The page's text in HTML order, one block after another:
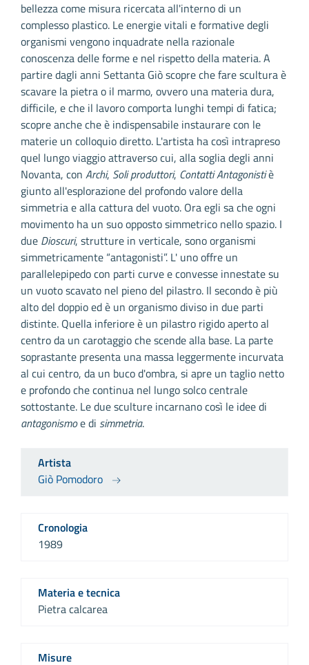
bellezza come misura ricercata all'interno di un
complesso plastico. Le energie vitali e formative degli
organismi vengono inquadrate nella razionale
conoscenza delle forme e nel rispetto della materia. A
partire dagli anni Settanta Giò scopre che fare scultura è
scavare la pietra o il marmo, ovvero una materia dura,
difficile, e che il lavoro comporta lunghi tempi di fatica;
scopre anche che è indispensabile instaurare con le
materie un colloquio diretto. L'artista ha così intrapreso
quel lungo viaggio attraverso cui, alla soglia degli anni
Novanta, con Archi, Soli produttori, Contatti Antagonistiè
giunto all'esplorazione del profondo valore della
simmetria e alla cattura del vuoto. Ora egli sa che ogni
movimento ha un suo opposto simmetrico nello spazio. I
due Dioscuri, strutture in verticale, sono organismi
simmetricamente “antagonisti”. L' uno offre un
parallelepipedo con parti curve e convesse innestate su
un vuoto scavato nel pieno del pilastro. Il secondo è più
alto del doppio ed è un organismo diviso in due parti
distinte. Quella inferiore è un pilastro rigido aperto al
centro da un carotaggio che scende alla base. La parte
soprastante presenta una massa leggermente incurvata
al cui centro, da un buco d'ombra, si apre un taglio netto
e profondo che continua nel lungo solco centrale
sottostante. Le due sculture incarnano così le idee di
antagonismoe di simmetria.
Artista
Giò Pomodoro
Cronologia
1989
Materia e tecnica
Pietra calcarea
Misure